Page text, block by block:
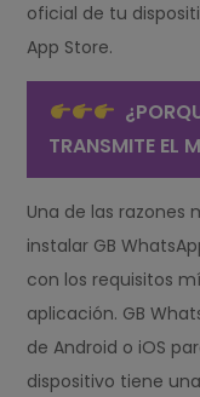
oficial de tu
App Store.
TRANSMITE EL
Una de las razones
instalar GB
con los requisitos
aplicación. GB
de Android o iOS
dispositivo tiene